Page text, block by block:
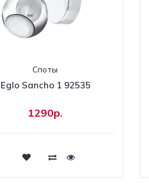
Споты
Sancho 1 92535
1290р.
Купить